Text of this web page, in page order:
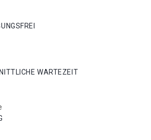
WARTEZEIT